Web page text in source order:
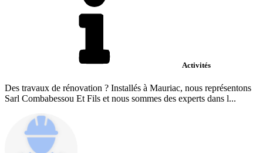
Activités
Des travaux de rénovation ? Installés à Mauriac, nous représentons
Sarl Combabessou Et Fils et nous sommes des experts dans l...